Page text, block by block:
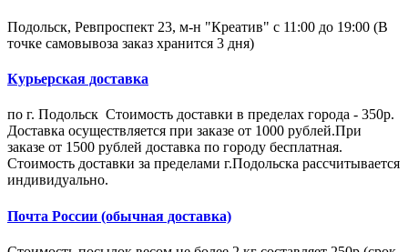
Подольск, Ревпроспект 23, м-н "Креатив" с 11:00 до 19:00 (В
точке самовывоза заказ хранится 3 дня)
Курьерская доставка
по г. Подольск Стоимость доставки в пределах города - 350р.
Доставка осуществляется при заказе от 1000 рублей.При
заказе от 1500 рублей доставка по городу бесплатная.
Стоимость доставки за пределами г.Подольска рассчитывается
индивидуально.
Почта России (обычная доставка)